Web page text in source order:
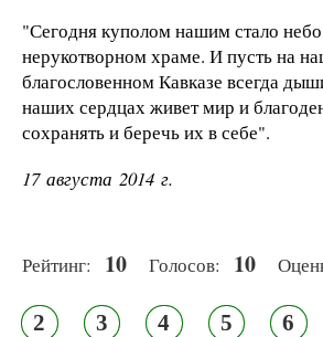
"Сегодня куполом нашим стало
нерукотворном храме. И пусть на
благословенном Кавказе всегда
наших сердцах живет мир и
сохранять и беречь их в себе".
17 августа 2014 г.
Рейтинг: 10 Голосов: 10
2 3 4 5 6